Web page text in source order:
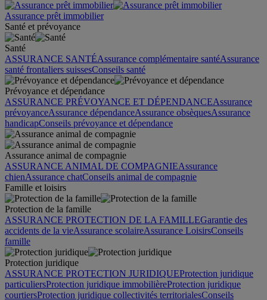
Assurance prêt immobilier
Santé et prévoyance
Santé
ASSURANCE SANTÉAssurance complémentaire santéAssurance
santé frontaliers suissesConseils santé
Prévoyance et dépendance
ASSURANCE PRÉVOYANCE ET DÉPENDANCEAssurance
prévoyanceAssurance dépendanceAssurance obsèquesAssurance
handicapConseils prévoyance et dépendance
Assurance animal de compagnie
ASSURANCE ANIMAL DE COMPAGNIEAssurance
chienAssurance chatConseils animal de compagnie
Famille et loisirs
Protection de la famille
ASSURANCE PROTECTION DE LA FAMILLEGarantie des
accidents de la vieAssurance scolaireAssurance LoisirsConseils
famille
Protection juridique
ASSURANCE PROTECTION JURIDIQUEProtection juridique
particuliersProtection juridique immobilièreProtection juridique
courtiersProtection juridique collectivités territorialesConseils